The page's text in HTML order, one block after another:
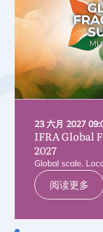
23 六月 2027
IFRA Global
2027
Global scale.
阅读更多